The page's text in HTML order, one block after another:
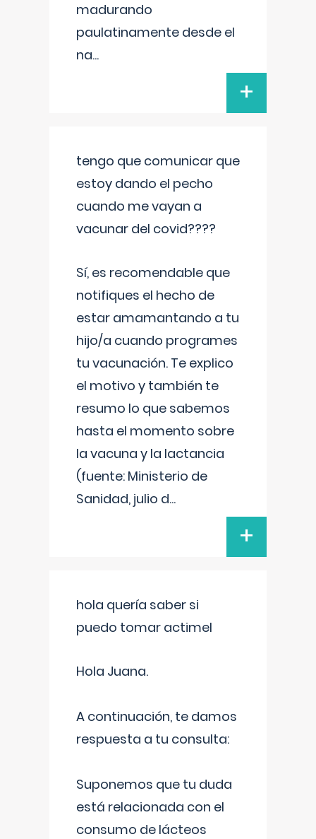
madurando
paulatinamente desde el
na...
+
tengo que comunicar que
estoy dando el pecho
cuando me vayan a
vacunar del covid????
Sí, es recomendable que
notifiques el hecho de
estar amamantando a tu
hijo/a cuando programes
tu vacunación. Te explico
el motivo y también te
resumo lo que sabemos
hasta el momento sobre
la vacuna y la lactancia
(fuente: Ministerio de
Sanidad, julio d...
+
hola quería saber si
puedo tomar actimel
Hola Juana.
A continuación, te damos
respuesta a tu consulta:
Suponemos que tu duda
está relacionada con el
consumo de lácteos